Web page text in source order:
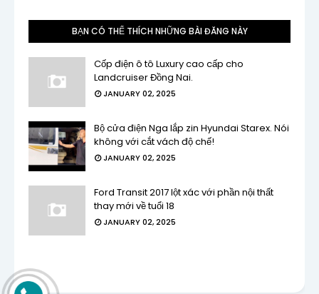
BẠN CÓ THỂ THÍCH NHỮNG BÀI ĐĂNG NÀY
Cốp điện ô tô Luxury cao cấp cho
Landcruiser Đồng Nai.
JANUARY 02, 2025
Bộ cửa điện Nga lắp zin Hyundai Starex. Nói
không với cắt vách độ chế!
JANUARY 02, 2025
Ford Transit 2017 lột xác với phần nội thất
thay mới về tuổi 18
JANUARY 02, 2025